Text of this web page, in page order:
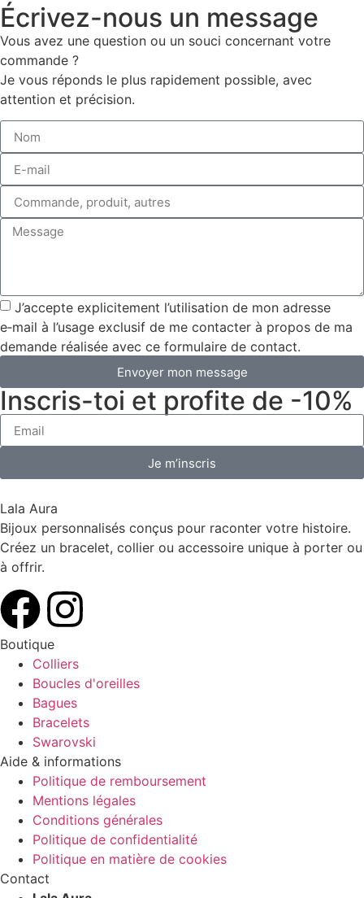
Écrivez-nous un message
Vous avez une question ou un souci concernant votre
commande ?
Je vous réponds le plus rapidement possible, avec
attention et précision.
J’accepte explicitement l’utilisation de mon adresse
e‑mail à l’usage exclusif de me contacter à propos de ma
demande réalisée avec ce formulaire de contact.
Envoyer mon message
Inscris-toi et profite de -10%
Je m’inscris
Lala Aura
Bijoux personnalisés conçus pour raconter votre histoire.
Créez un bracelet, collier ou accessoire unique à porter ou
à offrir.
Boutique
Colliers
Boucles d'oreilles
Bagues
Bracelets
Swarovski
Aide & informations
Politique de remboursement
Mentions légales
Conditions générales
Politique de confidentialité
Politique en matière de cookies
Contact